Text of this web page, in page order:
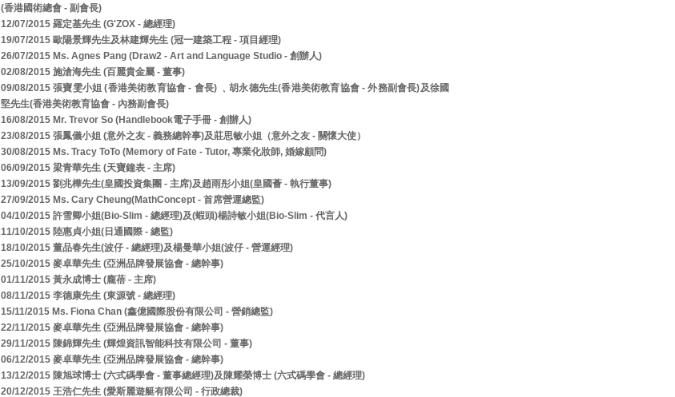
(香港國術總會 - 副會長)
12/07/2015 羅定基先生 (G'ZOX - 總經理)
19/07/2015 歐陽景輝先生及林建輝先生 (冠一建築工程 - 項目經理)
26/07/2015 Ms. Agnes Pang (Draw2 - Art and Language Studio - 創辦人)
02/08/2015 施滄海先生 (百麗貴金屬 - 董事)
09/08/2015 張寶雯小姐 (香港美術教育協會 - 會長) ﹑胡永德先生(香港美術教育協會 - 外務副會長)及徐國
堅先生(香港美術教育協會 - 內務副會長)
16/08/2015 Mr. Trevor So (Handlebook電子手冊 - 創辦人)
23/08/2015 張鳳儀小姐 (意外之友 - 義務總幹事)及莊思敏小姐（意外之友 - 關懷大使）
30/08/2015 Ms. Tracy ToTo (Memory of Fate - Tutor, 專業化妝師, 婚嫁顧問)
06/09/2015 梁青華先生 (天寶鐘表 - 主席)
13/09/2015 劉兆樺先生(皇國投資集團 - 主席)及趙雨彤小姐(皇國薈 - 執行董事)
27/09/2015 Ms. Cary Cheung(MathConcept - 首席營運總監)
04/10/2015 許雪卿小姐(Bio-Slim - 總經理)及(蝦頭)楊詩敏小姐(Bio-Slim - 代言人)
11/10/2015 陸惠貞小姐(日通國際 - 總監)
18/10/2015 董品春先生(波仔 - 總經理)及楊曼華小姐(波仔 - 營運經理)
25/10/2015 麥卓華先生 (亞洲品牌發展協會 - 總幹事)
01/11/2015 黃永成博士 (龐蓓 - 主席)
08/11/2015 李德康先生 (東源號 - 總經理)
15/11/2015 Ms. Fiona Chan (鑫億國際股份有限公司 - 營銷總監)
22/11/2015 麥卓華先生 (亞洲品牌發展協會 - 總幹事)
29/11/2015 陳錦輝先生 (輝煌資訊智能科技有限公司 - 董事)
06/12/2015 麥卓華先生 (亞洲品牌發展協會 - 總幹事)
13/12/2015 陳旭球博士 (六式碼學會 - 董事總經理)及陳耀榮博士 (六式碼學會 - 總經理)
20/12/2015 王浩仁先生 (愛斯麗遊艇有限公司 - 行政總裁)